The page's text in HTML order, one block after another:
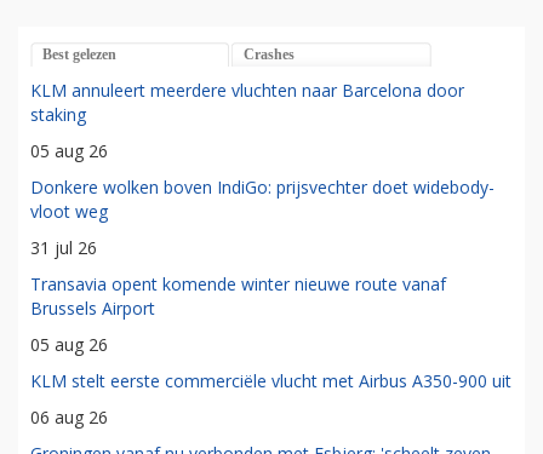
Best gelezen Crashes
KLM annuleert meerdere vluchten naar Barcelona door
staking
05 aug 26
Donkere wolken boven IndiGo: prijsvechter doet widebody-
vloot weg
31 jul 26
Transavia opent komende winter nieuwe route vanaf
Brussels Airport
05 aug 26
KLM stelt eerste commerciële vlucht met Airbus A350-900 uit
06 aug 26